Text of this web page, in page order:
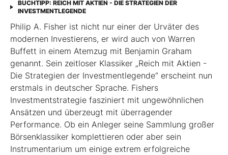
BUCHTIPP: REICH MIT AKTIEN - DIE STRATEGIEN DER
INVESTMENTLEGENDE
Philip A. Fisher ist nicht nur einer der Urväter des
modernen Investierens, er wird auch von Warren
Buffett in einem Atemzug mit Benjamin Graham
genannt. Sein zeitloser Klassiker „Reich mit Aktien -
Die Strategien der Investmentlegende“ erscheint nun
erstmals in deutscher Sprache. Fishers
Investmentstrategie fasziniert mit ungewöhnlichen
Ansätzen und überzeugt mit überragender
Performance. Ob ein Anleger seine Sammlung großer
Börsenklassiker komplettieren oder aber sein
Instrumentarium um einige extrem erfolgreiche